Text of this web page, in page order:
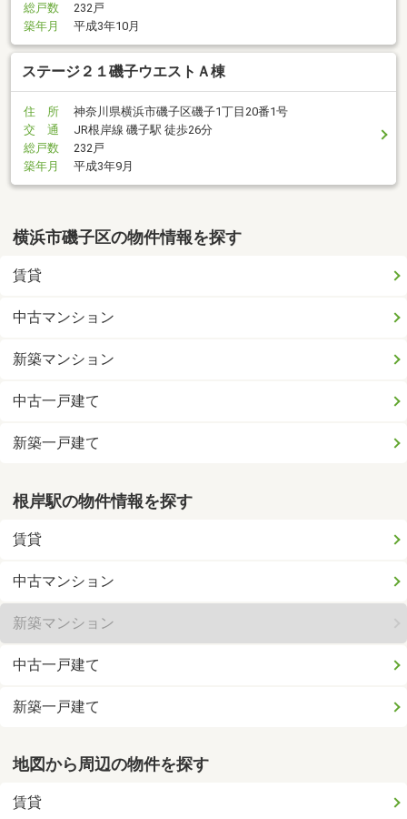
総戸数
232戸
築年月
平成3年10月
ステージ２１磯子ウエストＡ棟
住 所
神奈川県横浜市磯子区磯子1丁目20番1号
交 通
JR根岸線 磯子駅 徒歩26分
総戸数
232戸
築年月
平成3年9月
横浜市磯子区の物件情報を探す
賃貸
中古マンション
新築マンション
中古一戸建て
新築一戸建て
根岸駅の物件情報を探す
賃貸
中古マンション
新築マンション
中古一戸建て
新築一戸建て
地図から周辺の物件を探す
賃貸